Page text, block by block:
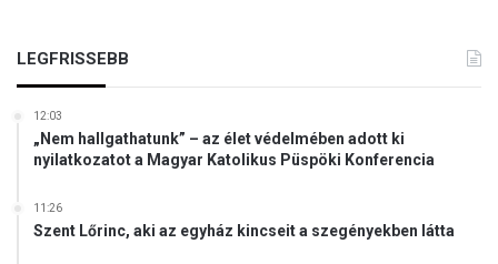
LEGFRISSEBB
12:03
„Nem hallgathatunk” – az élet védelmében adott ki
nyilatkozatot a Magyar Katolikus Püspöki Konferencia
11:26
Szent Lőrinc, aki az egyház kincseit a szegényekben látta